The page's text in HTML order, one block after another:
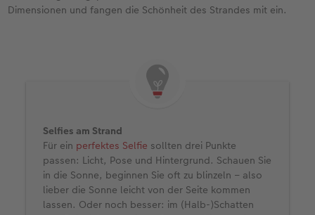
Dimensionen und fangen die Schönheit des Strandes mit ein.
Selfies am Strand
Für ein perfektes Selfie sollten drei Punkte
passen: Licht, Pose und Hintergrund. Schauen Sie
in die Sonne, beginnen Sie oft zu blinzeln – also
lieber die Sonne leicht von der Seite kommen
lassen. Oder noch besser: im (Halb-)Schatten